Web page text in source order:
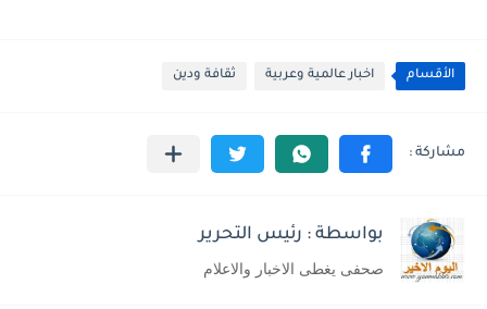
الأقسام اخبار عالمية وعربية ثقافة ودين
بواسطة : رئيس التحرير
صحفى يغطى الاخبار والاعلام